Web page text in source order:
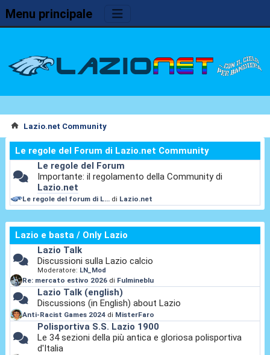
Menu principale
Lazio.net Community
Le regole del Forum di Lazio.net Community
Le regole del Forum
Importante: il regolamento della Community di
Lazio.net
Le regole del forum di L... di Lazio.net
Lazio e basta / Only Lazio
Lazio Talk
Discussioni sulla Lazio calcio
Moderatore: LN_Mod
Re: mercato estivo 2026 di Fulmineblu
Lazio Talk (english)
Discussions (in English) about Lazio
Anti-Racist Games 2024 di MisterFaro
Polisportiva S.S. Lazio 1900
Le 34 sezioni della più antica e gloriosa polisportiva
d'Italia